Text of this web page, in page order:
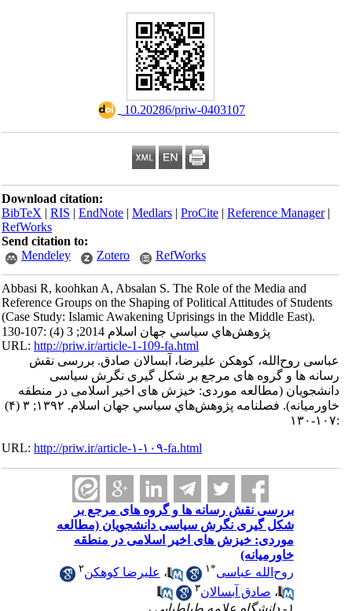
‎ 10.20286/priw-0403107
Download citation:
BibTeX|RIS|EndNote|Medlars|ProCite|Reference Manager
RefWorks
Send citation to:
Mendeley
Zotero RefWorks
Abbasi R, koohkan A, Absalan S. The Role of the Media and
Reference Groups on the Shaping of Political Attitudes of Students
(Case Study: Islamic Awakening Uprisings in the Middle East).
پژوهش‌هاي سياسي جهان اسلام 2014; 3 (4) :107-130
URL:http://priw.ir/article-1-109-fa.html
عباسی روح‌الله، کوهکن علیرضا، آبسالان صادق. بررسی نقش
رسانه ها و گروه های مرجع بر شکل گیری نگرش سیاسی
دانشجویان (مطالعه موردی: خیزش های اخیر اسلامی در منطقه
خاورمیانه). فصلنامه پژوهش‌هاي سياسي جهان اسلام. ۱۳۹۲; ۳ (۴)
URL:http://priw.ir/article-۱-۱۰۹-fa.html
بررسی نقش رسانه ها و گروه های مرجع بر
شکل گیری نگرش سیاسی دانشجویان (مطالعه
موردی: خیزش های اخیر اسلامی در منطقه
خاورمیانه)
روح‌الله عباسی
۱ ،علیرضا کوهکن
،صادق آبسالان ۳